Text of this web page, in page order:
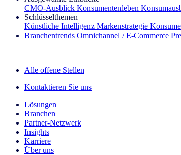
CMO‑Ausblick Konsumentenleben
Schlüsselthemen
Künstliche Intelligenz Markenstrategie
Branchentrends Omnichannel / E‑Commerce
Alle offene Stellen
Kontaktieren Sie uns
Lösungen
Branchen
Partner-Netzwerk
Insights
Karriere
Über uns